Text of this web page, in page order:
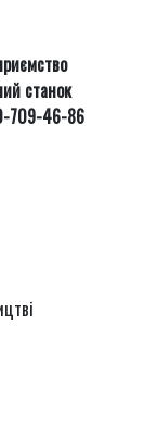
станок
709-46-86